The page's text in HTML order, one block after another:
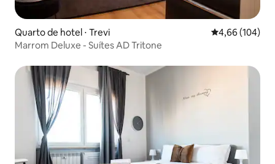
Quarto de hotel ⋅ Trevi 4,66 de uma
4,66 (104)
Marrom Deluxe - Suítes AD Tritone